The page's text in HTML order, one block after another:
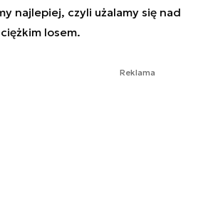
najlepiej, czyli użalamy się nad
losem.
Reklama